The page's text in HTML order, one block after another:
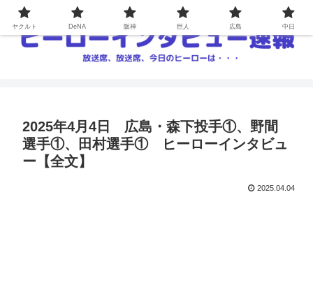
2025年4月4日 広島・森下投手①、野間
選手①、田村選手① ヒーローインタビュ
ー【全文】
2025.04.04
ヤクルト DeNA 阪神 巨人 広島 中日